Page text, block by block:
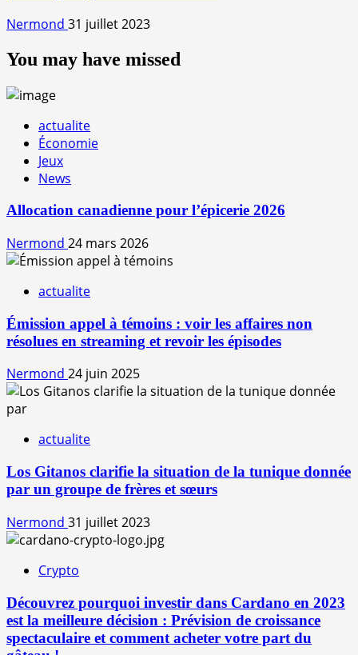
Nermond 31 juillet 2023
You may have missed
actualite
Économie
Jeux
News
Allocation canadienne pour l’épicerie 2026
Nermond 24 mars 2026
actualite
Émission appel à témoins : voir les affaires non
résolues en streaming et revoir les épisodes
Nermond 24 juin 2025
actualite
Los Gitanos clarifie la situation de la tunique donnée
par un groupe de frères et sœurs
Nermond 31 juillet 2023
Crypto
Découvrez pourquoi investir dans Cardano en 2023
est la meilleure décision : Prévision de croissance
spectaculaire et comment acheter votre part du